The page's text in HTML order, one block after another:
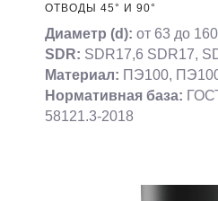
ОТВОДЫ 45° И 90°
Диаметр (d): от 63 до 160
SDR: SDR17,6 SDR17,
Материал: ПЭ100,
Нормативная база:
58121.3-2018